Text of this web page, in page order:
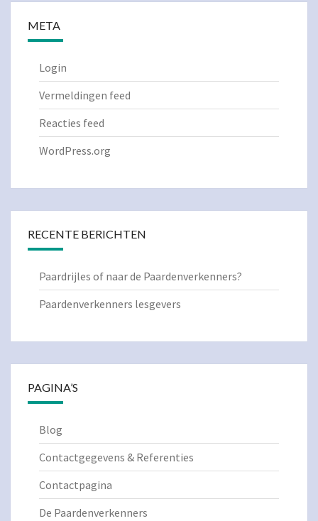
META
Login
Vermeldingen feed
Reacties feed
WordPress.org
RECENTE BERICHTEN
Paardrijles of naar de Paardenverkenners?
Paardenverkenners lesgevers
PAGINA’S
Blog
Contactgegevens & Referenties
Contactpagina
De Paardenverkenners